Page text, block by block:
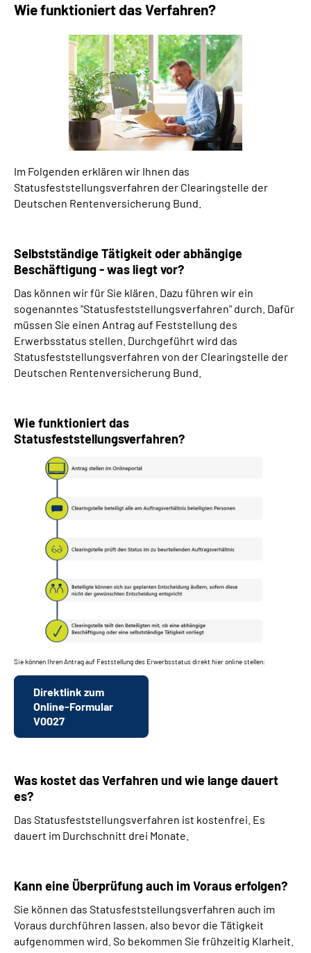
Leichte Sprache
Mein Kundenportal
Wie funktioniert das Verfahren?
Im Folgenden erklären wir Ihnen das
Statusfeststellungsverfahren der Clearingstelle der
Deutschen Rentenversicherung Bund.
Selbstständige Tätigkeit oder abhängige
Beschäftigung - was liegt vor?
Das können wir für Sie klären. Dazu führen wir ein
sogenanntes "Statusfeststellungsverfahren" durch. Dafür
müssen Sie einen Antrag auf Feststellung des
Erwerbsstatus stellen. Durchgeführt wird das
Statusfeststellungsverfahren von der Clearingstelle der
Deutschen Rentenversicherung Bund.
Wie funktioniert das
Statusfeststellungsverfahren?
Sie können Ihren Antrag auf Feststellung des Erwerbsstatus direkt hier online stellen:
Direktlink zum
Online-Formular
V0027
Was kostet das Verfahren und wie lange dauert
es?
Das Statusfeststellungsverfahren ist kostenfrei. Es
dauert im Durchschnitt drei Monate.
Kann eine Überprüfung auch im Voraus erfolgen?
Sie können das Statusfeststellungsverfahren auch im
Voraus durchführen lassen, also bevor die Tätigkeit
aufgenommen wird. So bekommen Sie frühzeitig Klarheit.